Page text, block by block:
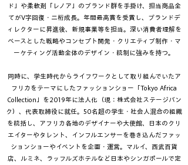
ド」や柔軟剤「レノア」のブランド群を手掛け、担当商品全
てがV字回復・二桁成長。年間最高賞を受賞し、ブランドデ
ィレクターに昇進後、新規事業等を担当。深い消費者理解を
ベースとした戦略やコンセプト開発・クリエティブ制作・マ
ーケティング活動全体のデザイン・統制に強みを持つ。
同時に、学生時代からライフワークとして取り組んでいたア
フリカをテーマにしたファッションショー「Tokyo Africa
Collection」を2019年に法人化（現：株式会社ステージバン
ク）、代表取締役に就任。50名超の学生・社会人混合の組織
を統括し、アフリカ各地のデザイナーや大使館、日本のクリ
エイターやタレント、インフルエンサーを巻き込んだファッ
ションショーやイベントを企画・運営。マルイ、西武百貨
店、ルミネ、ラッフルズホテルなど日本やシンガポールで定